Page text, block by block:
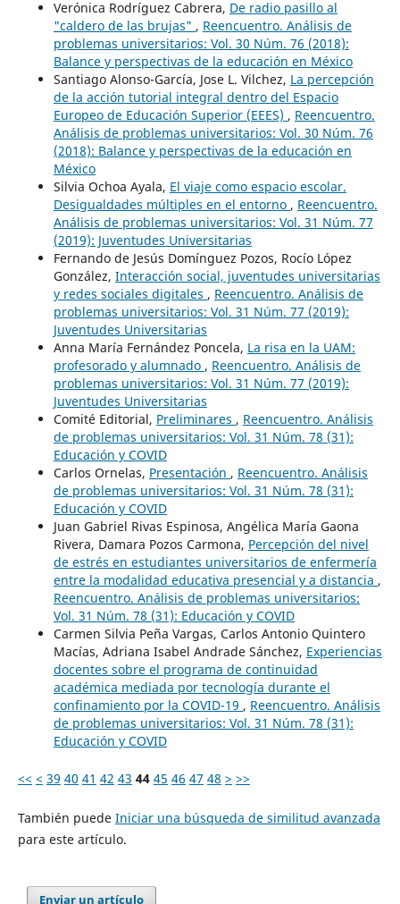
Verónica Rodríguez Cabrera, De radio pasillo al
"caldero de las brujas" , Reencuentro. Análisis de
problemas universitarios: Vol. 30 Núm. 76 (2018):
Balance y perspectivas de la educación en México
Santiago Alonso-García, Jose L. Vilchez, La percepción
de la acción tutorial integral dentro del Espacio
Europeo de Educación Superior (EEES) , Reencuentro.
Análisis de problemas universitarios: Vol. 30 Núm. 76
(2018): Balance y perspectivas de la educación en
México
Silvia Ochoa Ayala, El viaje como espacio escolar.
Desigualdades múltiples en el entorno , Reencuentro.
Análisis de problemas universitarios: Vol. 31 Núm. 77
(2019): Juventudes Universitarias
Fernando de Jesús Domínguez Pozos, Rocío López
González, Interacción social, juventudes universitarias
y redes sociales digitales , Reencuentro. Análisis de
problemas universitarios: Vol. 31 Núm. 77 (2019):
Juventudes Universitarias
Anna María Fernández Poncela, La risa en la UAM:
profesorado y alumnado , Reencuentro. Análisis de
problemas universitarios: Vol. 31 Núm. 77 (2019):
Juventudes Universitarias
Comité Editorial, Preliminares , Reencuentro. Análisis
de problemas universitarios: Vol. 31 Núm. 78 (31):
Educación y COVID
Carlos Ornelas, Presentación , Reencuentro. Análisis
de problemas universitarios: Vol. 31 Núm. 78 (31):
Educación y COVID
Juan Gabriel Rivas Espinosa, Angélica María Gaona
Rivera, Damara Pozos Carmona, Percepción del nivel
de estrés en estudiantes universitarios de enfermería
entre la modalidad educativa presencial y a distancia ,
Reencuentro. Análisis de problemas universitarios:
Vol. 31 Núm. 78 (31): Educación y COVID
Carmen Silvia Peña Vargas, Carlos Antonio Quintero
Macías, Adriana Isabel Andrade Sánchez, Experiencias
docentes sobre el programa de continuidad
académica mediada por tecnología durante el
confinamiento por la COVID-19 , Reencuentro. Análisis
de problemas universitarios: Vol. 31 Núm. 78 (31):
Educación y COVID
<< < 39 40 41 42 43 44 45 46 47 48 > >>
También puede Iniciar una búsqueda de similitud avanzada
para este artículo.
Enviar un artículo